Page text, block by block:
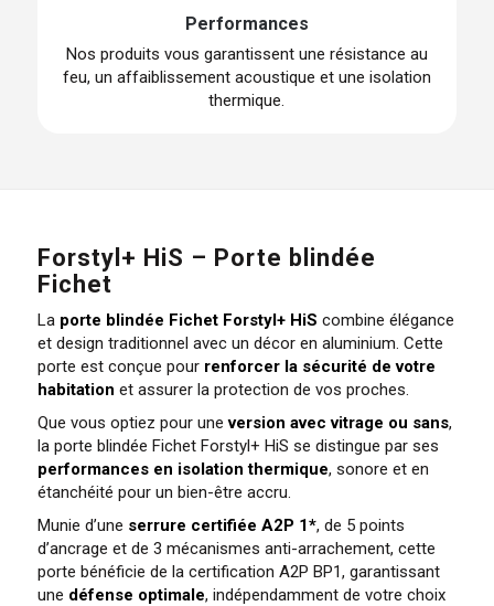
Performances
Nos produits vous garantissent une résistance au
feu, un affaiblissement acoustique et une isolation
thermique.
Forstyl+ HiS – Porte blindée
Fichet
La porte blindée Fichet Forstyl+ HiS combine élégance
et design traditionnel avec un décor en aluminium. Cette
porte est conçue pour renforcer la sécurité de votre
habitation et assurer la protection de vos proches.
Que vous optiez pour uneversion avec vitrage ou sans,
la porte blindée Fichet Forstyl+ HiS se distingue par ses
performances en isolation thermique, sonore et en
étanchéité pour un bien-être accru.
Munie d’une serrure certifiée A2P 1*, de 5 points
d’ancrage et de 3 mécanismes anti-arrachement, cette
porte bénéficie de la certification A2P BP1, garantissant
une défense optimale, indépendamment de votre choix